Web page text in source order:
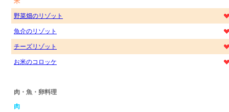
野菜畑のリゾット
魚介のリゾット
チーズリゾット
お米のコロッケ
肉・魚・卵料理
肉